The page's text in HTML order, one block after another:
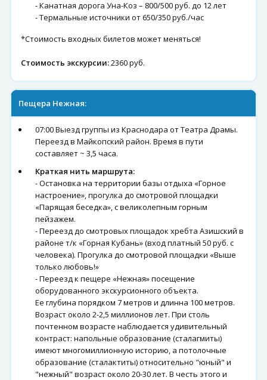
- Канатная дорога Уна-Коз – 800/500 руб. до 12 лет
- Термальные источники от 650/350 руб./час
*Стоимость входных билетов может меняться!
Стоимость экскурсии:2360 руб.
Пещера Нежная:
07:00 Выезд группы из Краснодара от Театра Драмы.
Переезд в Майкопский район. Время в пути
составляет ~ 3,5 часа.
Краткая нить маршрута:
- Остановка на территории базы отдыха «Горное
настроение», прогулка до смотровой площадки
«Парящая беседка», с великолепным горным
пейзажем.
- Переезд до смотровых площадок хребта Азишский в
районе т/к «Горная Кубань» (вход платный 50 руб. с
человека). Прогулка до смотровой площадки «Выше
только любовь!»
- Переезд к пещере «Нежная» посещение
оборудованного экскурсионного объекта.
Ее глубина порядком 7 метров и длинна 100 метров.
Возраст около 2-2,5 миллионов лет. При столь
почтенном возрасте наблюдается удивительный
контраст: напольные образование (сталагмиты)
имеют многомиллионную историю, а потолочные
образование (сталактиты) относительно "юный" и
"нежный" возраст около 20-30 лет. В честь этого и